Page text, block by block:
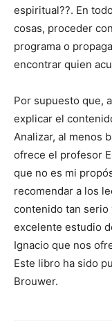
espiritual??. En
cosas, proceder
programa o
encontrar quien
Por supuesto que,
explicar el
Analizar, al menos
ofrece el profesor
que no es mi
recomendar a los
contenido tan serio
excelente estudio
Ignacio que nos
Este libro ha sido
Brouwer.